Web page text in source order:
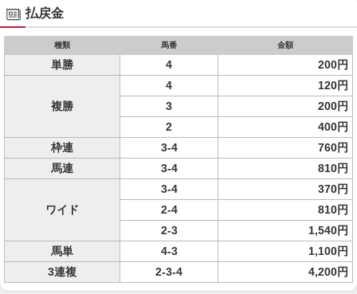
払戻金
種類 馬番 金額
単勝 4 200円
複勝
4
120円
3
200円
2
400円
枠連
3-4
760円
馬連
3-4 810円
ワイド
3-4
370円
2-4
810円
2-3
1,540円
馬単
4-3
1,100円
3連複
2-3-4 4,200円